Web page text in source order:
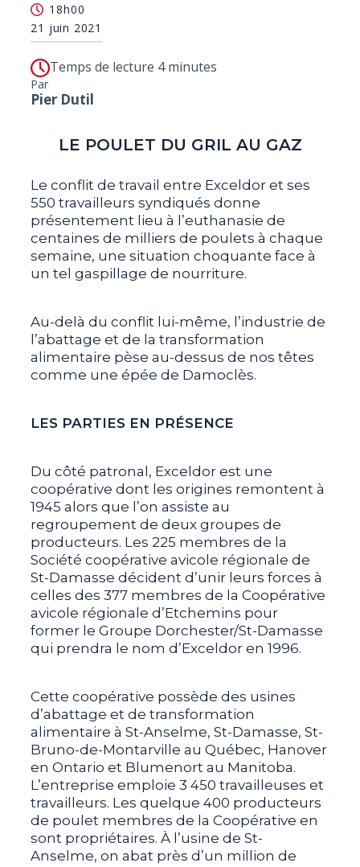
18h00
21 juin 2021
Temps de lecture 4 minutes
Par
Pier Dutil
LE POULET DU GRIL AU GAZ
Le conflit de travail entre Exceldor et ses
550 travailleurs syndiqués donne
présentement lieu à l’euthanasie de
centaines de milliers de poulets à chaque
semaine, une situation choquante face à
un tel gaspillage de nourriture.
Au-delà du conflit lui-même, l’industrie de
l’abattage et de la transformation
alimentaire pèse au-dessus de nos têtes
comme une épée de Damoclès.
LES PARTIES EN PRÉSENCE
Du côté patronal, Exceldor est une
coopérative dont les origines remontent à
1945 alors que l’on assiste au
regroupement de deux groupes de
producteurs. Les 225 membres de la
Société coopérative avicole régionale de
St-Damasse décident d’unir leurs forces à
celles des 377 membres de la Coopérative
avicole régionale d’Etchemins pour
former le Groupe Dorchester/St-Damasse
qui prendra le nom d’Exceldor en 1996.
Cette coopérative possède des usines
d’abattage et de transformation
alimentaire à St-Anselme, St-Damasse, St-
Bruno-de-Montarville au Québec, Hanover
en Ontario et Blumenort au Manitoba.
L’entreprise emploie 3 450 travailleuses et
travailleurs. Les quelque 400 producteurs
de poulet membres de la Coopérative en
sont propriétaires. À l’usine de St-
Anselme, on abat près d’un million de